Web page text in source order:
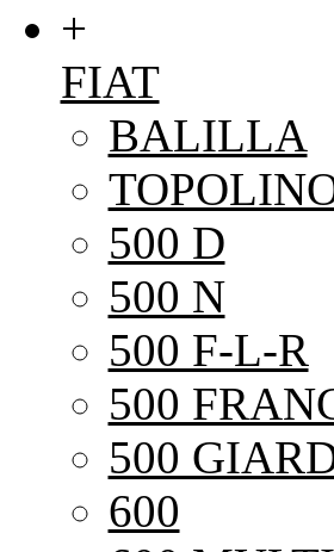
+
FIAT
BALILLA
500 D
500 N
500 F-L-R
500
500
600